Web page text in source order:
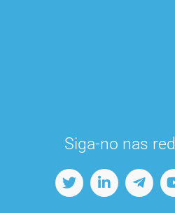
Siga-no nas